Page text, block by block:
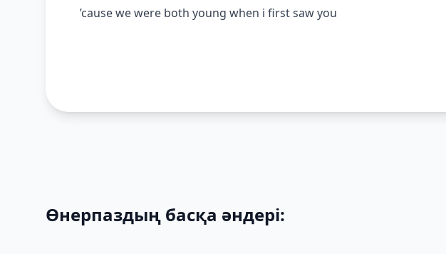
’cause we were both young when i first saw you
Өнерпаздың басқа әндері: